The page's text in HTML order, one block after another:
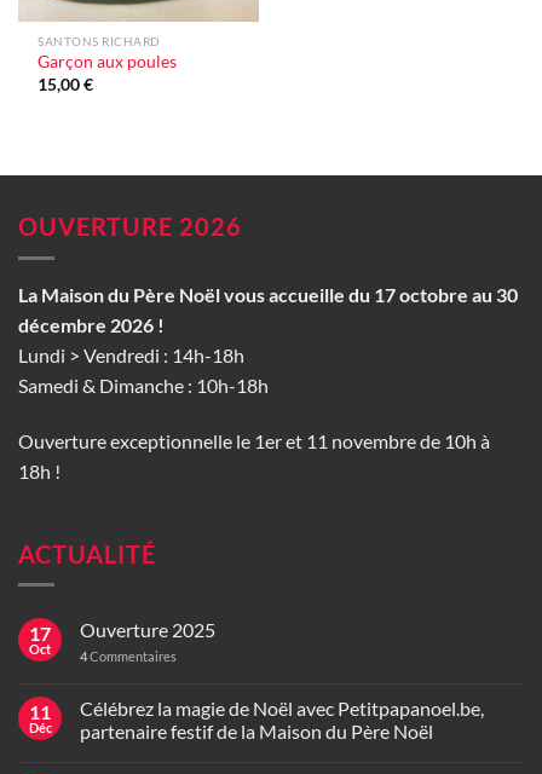
SANTONS RICHARD
Garçon aux poules
15,00€
OUVERTURE 2026
La Maison du Père Noël vous accueille du 17 octobre au 30
décembre 2026 !
Lundi > Vendredi : 14h-18h
Samedi & Dimanche : 10h-18h
Ouverture exceptionnelle le 1er et 11 novembre de 10h à
18h !
ACTUALITÉ
17
Oct
Ouverture 2025
4Commentaires
11
Déc
Célébrez la magie de Noël avec Petitpapanoel.be,
partenaire festif de la Maison du Père Noël